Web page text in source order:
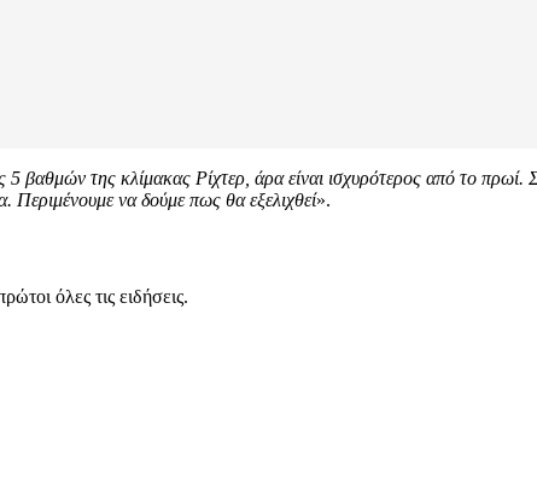
βαθμών της κλίμακας Ρίχτερ, άρα είναι ισχυρότερος από το πρωί.
Περιμένουμε να δούμε πως θα εξελιχθεί».
όλες τις ειδήσεις.